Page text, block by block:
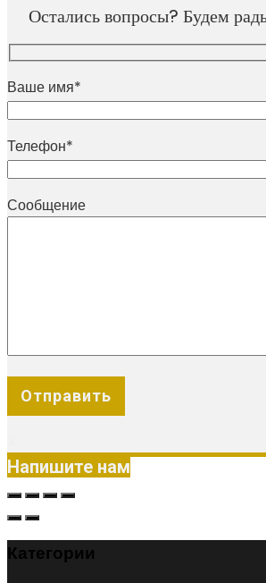
Остались вопросы? Будем
Ваше имя*
Телефон*
Сообщение
Напишите нам
Категории